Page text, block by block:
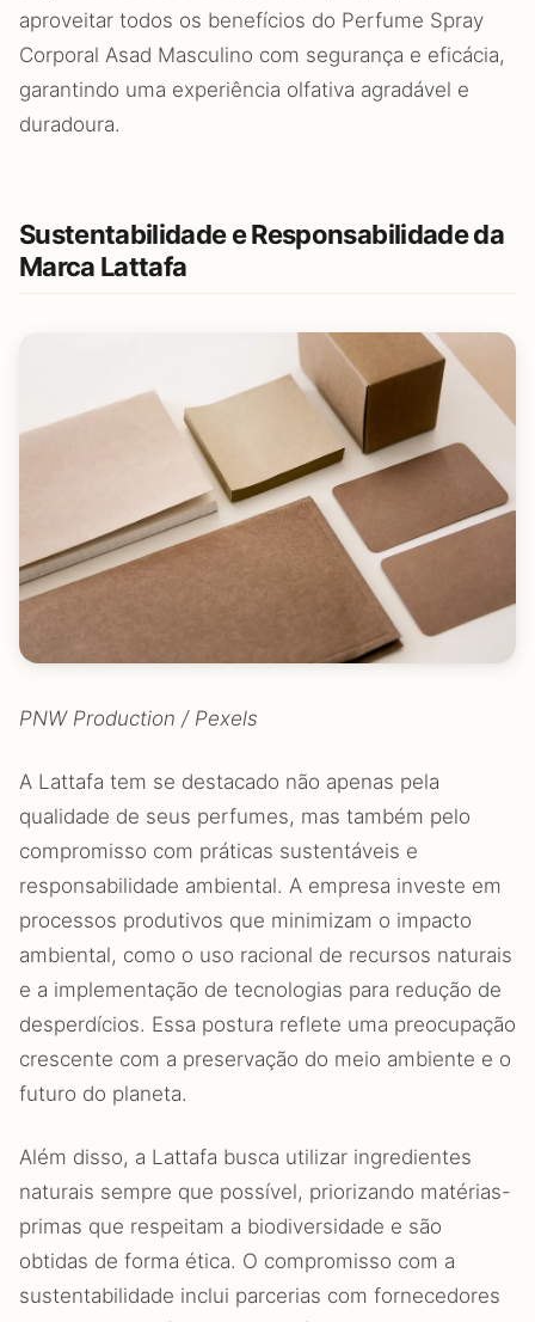
aproveitar todos os benefícios do Perfume Spray
Corporal Asad Masculino com segurança e eficácia,
garantindo uma experiência olfativa agradável e
duradoura.
Sustentabilidade e Responsabilidade da
Marca Lattafa
PNW Production / Pexels
A Lattafa tem se destacado não apenas pela
qualidade de seus perfumes, mas também pelo
compromisso com práticas sustentáveis e
responsabilidade ambiental. A empresa investe em
processos produtivos que minimizam o impacto
ambiental, como o uso racional de recursos naturais
e a implementação de tecnologias para redução de
desperdícios. Essa postura reflete uma preocupação
crescente com a preservação do meio ambiente e o
futuro do planeta.
Além disso, a Lattafa busca utilizar ingredientes
naturais sempre que possível, priorizando matérias-
primas que respeitam a biodiversidade e são
obtidas de forma ética. O compromisso com a
sustentabilidade inclui parcerias com fornecedores